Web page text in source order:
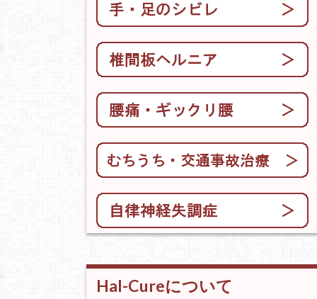
Hal-Cureについて